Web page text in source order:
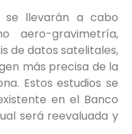
se llevarán a cabo
aero-gravimetría,
de datos satelitales,
más precisa de la
Estos estudios se
en el Banco
será reevaluada y